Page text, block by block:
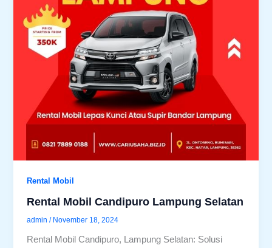
Rental Mobil
Rental Mobil Candipuro Lampung Selatan
admin/ November 18, 2024
Rental Mobil Candipuro, Lampung Selatan: Solusi